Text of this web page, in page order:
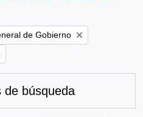
de Gobierno
de búsqueda